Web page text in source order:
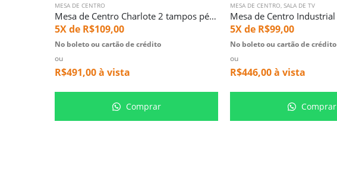
MESA DE CENTRO
Mesa de Centro Charlote 2 tampos pés de Aço (4336)
5X de R$109,00
No boleto ou cartão de crédito
ou
R$491,00à vista
Comprar
MESA DE CENTRO SALA DE TV
5X de R$99,00
No boleto ou cartão de crédito
ou
R$446,00à vista
Comprar